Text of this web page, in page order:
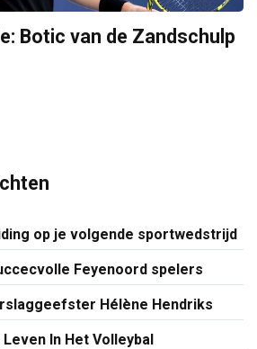
Botic van de Zandschulp
op je volgende sportwedstrijd
Feyenoord spelers
Hélène Hendriks
In Het Volleybal